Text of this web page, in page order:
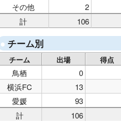
その他
2
計
106
チーム別
チーム 出場 得点
鳥栖 0
横浜FC
13
愛媛
93
計
106